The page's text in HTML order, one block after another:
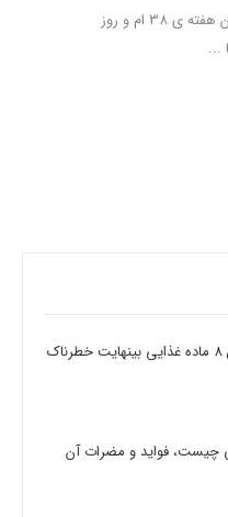
روز دویست و هفتادم بارداری – الان هفته ی 38 ام و روز
مصرف بیش از حد این 8 ماده غذایی بینهایت خطرناک
چیست، فواید و مضرات آن